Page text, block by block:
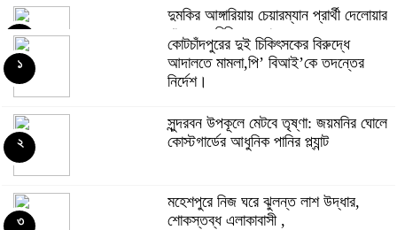
দুমকির আঙ্গারিয়ায় চেয়ারম্যান প্রার্থী দেলোয়ার
খানের মতবিনিময় সভা
৫
কুষ্টিয়ায় ‘ভিলেজ বয়েজ ক্লাব’র উদ্যোগে
মাদকবিরোধী ও সচেতনতামূলক মিনি ফুটবল
টুর্নামেন্ট ২০২৬ অনুষ্ঠিত
৬
সম্মাননাপত্র গ্রহন করেন দিরাই থানার ওসি
মোঃ আমিনুল ইসলাম
৭
কোটচাঁদপুরের দুই চিকিৎসকের বিরুদ্ধে
আদালতে মামলা,পি’ বিআই’কে তদন্তের
নির্দেশ।
১
সুন্দরবন উপকূলে মেটবে তৃষ্ণা: জয়মনির ঘোলে
কোস্টগার্ডের আধুনিক পানির প্ল্যান্ট
২
মহেশপুরে নিজ ঘরে ঝুলন্ত লাশ উদ্ধার,
শোকস্তব্ধ এলাকাবাসী ,
৩